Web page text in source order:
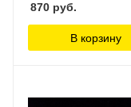
870 руб.
В корзину